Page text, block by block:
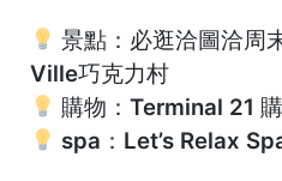
景點：必逛洽圖洽周
Ville巧克力村
購物：Terminal 21
spa：Let’s Relax